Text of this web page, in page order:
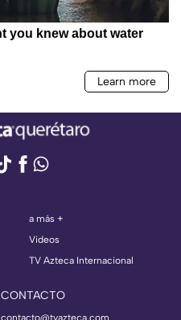
a más +
Videos
TV Azteca Internacional
CONTACTO
contacto@tvazteca.com